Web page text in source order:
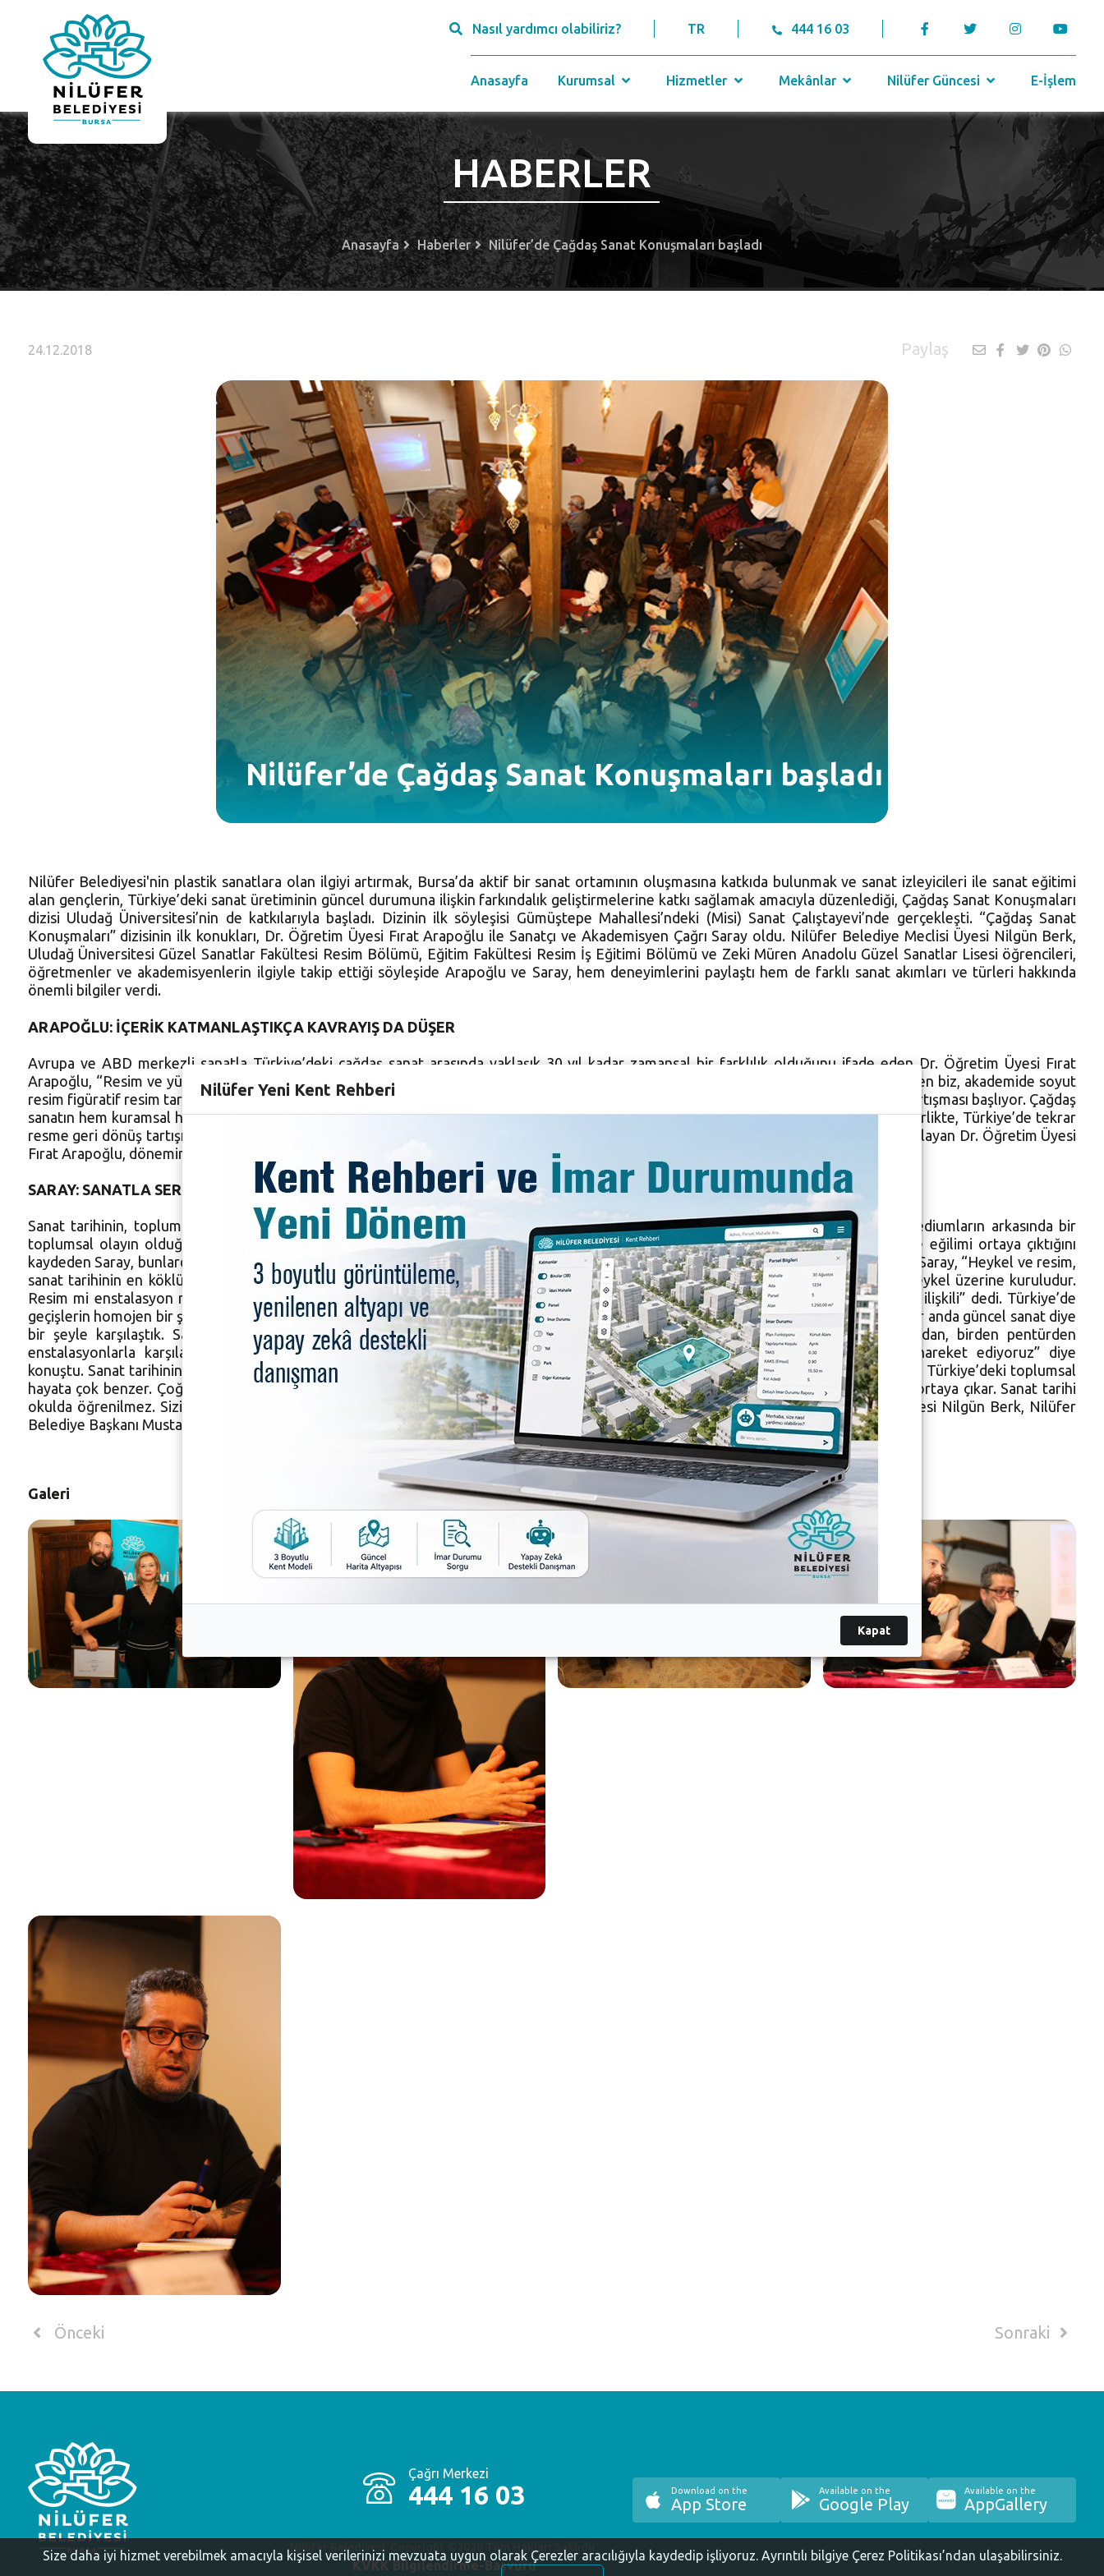
Nasıl yardımcı olabiliriz? TR 444 16 03
Anasayfa Kurumsal Hizmetler Mekânlar Nilüfer Güncesi E-İşlem
HABERLER
Anasayfa Haberler Nilüfer’de Çağdaş Sanat Konuşmaları başladı
24.12.2018 Paylaş
Nilüfer’de Çağdaş Sanat Konuşmaları başladı
Nilüfer Belediyesi'nin plastik sanatlara olan ilgiyi artırmak, Bursa’da aktif bir sanat ortamının oluşmasına katkıda bulunmak ve sanat izleyicileri ile sanat eğitimi
alan gençlerin, Türkiye’deki sanat üretiminin güncel durumuna ilişkin farkındalık geliştirmelerine katkı sağlamak amacıyla düzenlediği, Çağdaş Sanat Konuşmaları
dizisi Uludağ Üniversitesi’nin de katkılarıyla başladı. Dizinin ilk söyleşisi Gümüştepe Mahallesi’ndeki (Misi) Sanat Çalıştayevi’nde gerçekleşti. “Çağdaş Sanat
Konuşmaları” dizisinin ilk konukları, Dr. Öğretim Üyesi Fırat Arapoğlu ile Sanatçı ve Akademisyen Çağrı Saray oldu. Nilüfer Belediye Meclisi Üyesi Nilgün Berk,
Uludağ Üniversitesi Güzel Sanatlar Fakültesi Resim Bölümü, Eğitim Fakültesi Resim İş Eğitimi Bölümü ve Zeki Müren Anadolu Güzel Sanatlar Lisesi öğrencileri,
öğretmenler ve akademisyenlerin ilgiyle takip ettiği söyleşide Arapoğlu ve Saray, hem deneyimlerini paylaştı hem de farklı sanat akımları ve türleri hakkında
önemli bilgiler verdi.
ARAPOĞLU: İÇERİK KATMANLAŞTIKÇA KAVRAYIŞ DA DÜŞER
Avrupa ve ABD merkezli sanatla Türkiye’deki çağdaş sanat arasında yaklaşık 30 yıl kadar zamansal bir farklılık olduğunu ifade eden Dr. Öğretim Üyesi Fırat
Arapoğlu, “Resim ve yüzey arasındaki tartışmalara şahit oluruz. 1960’larda yeni avangart tartışmalar Batı Avrupa merkezli ortaya çıkarken biz, akademide soyut
resim figüratif resim tartışmaları yapmaktaydık. Fakat 1990’ların ikinci yarısıyla birlikte Türkiye’de ‘Ressamlar mı? Enstalasyoncular mı?’ tartışması başlıyor. Çağdaş
sanatın hem kuramsal hem pratik anlamda tartışılmaya başlanması, Türkiye’de 1990’ların ikinci yarısına denk geliyor. 2010’ların başıyla birlikte, Türkiye’de tekrar
resme geri dönüş tartışılmaya başlandı” dedi. Bir sanat yapıtının içeriğini ne kadar katmanlaşırsa, kavranışının da o kadar düşeceğini vurgulayan Dr. Öğretim Üyesi
Fırat Arapoğlu, dönemin ekonomik, siyasi ve kültürel geçmişine bakmadan, sanatın tanımlanamayacağının da altını çizdi.
SARAY: SANATLA SERMAYE ARASINDA İLİŞKİ VAR
Sanat tarihinin, toplumsal tarihi anlattığını belirten Sanatçı ve Akademisyen Çağrı Saray da, her sanatsal hareketin, akımın ya da mediumların arkasında bir
toplumsal olayın olduğunu söyledi. 1960 yıllarından sonra son 20-30 yıllık periyot içinde 60’ın üzerinde yeni akım, sanat hareketi ve eğilimi ortaya çıktığını
kaydeden Saray, bunlardan bazılarının resmi, sürekli gündeme getirdiğini söyledi. Sanatla sermaye arasında bir ilişki olduğunu ifade eden Saray, “Heykel ve resim,
sanat tarihinin en köklü disiplinlerinden olmasının temel sebebi de, satılabilir şeyler olmasıdır. Türkiye’deki sanat tarihi de, resim ve heykel üzerine kuruludur.
Resim mi enstalasyon mu tartışmalarının sebebi de budur. Bunların arasındaki gerilim, bu coğrafyada neyin satılıp neyin satılmadığıyla ilişkili” dedi. Türkiye’de
geçişlerin homojen bir şekilde gerçekleşmediğini belirten Saray, “Bize her şey 1980’lere 1990’lara kadar geç bir şekilde ulaştığı için, biz bir anda güncel sanat diye
bir şeyle karşılaştık. Sanat tarihindeki geçişler yaşanmadan, dada, minimalizm, enternasyonal gibi akım ve hareketler hiç oluşmadan, birden pentürden
enstalasyonlarla karşılaştık. Bizde geçişler, homojen geçişler halinde gerçekleşmiyor. Darbeler ya da tepeden inme verilerle hareket ediyoruz” diye
konuştu. Sanat tarihinin, sanatın kendisi gibi okulda öğrenilemeyeceğini vurgulayan Çağrı Saray şöyle devam etti: “Sanat tarihi de aslında Türkiye’deki toplumsal
hayata çok benzer. Çoğu zaman temeli yoktur ve bir anda gerçekleşir. Bir anda gerçekleştiği zaman da o coğrafyada başka gerilimler ortaya çıkar. Sanat tarihi
okulda öğrenilmez. Sizin, sürekli dışardan bunu beslemeniz ve tamamlamanız gerekir.” Söyleşinin sonunda Nilüfer Belediye Meclisi Üyesi Nilgün Berk, Nilüfer
Belediye Başkanı Mustafa Bozbey adına konuklara teşekkür etti.
Galeri
Önceki Sonraki
Çağrı Merkezi
444 16 03
Nilüfer Belediyesi. Copyright ©2020 Tüm Hakları Saklıdır.
KVKK Bilgilendirme-Başvuru
Download on the
App Store
Available on the
Google Play
Available on the
AppGallery
Nilüfer Yeni Kent Rehberi
Kapat
Size daha iyi hizmet verebilmek amacıyla kişisel verilerinizi mevzuata uygun olarak Çerezler aracılığıyla kaydedip işliyoruz. Ayrıntılı bilgiye Çerez Politikası’ndan ulaşabilirsiniz.